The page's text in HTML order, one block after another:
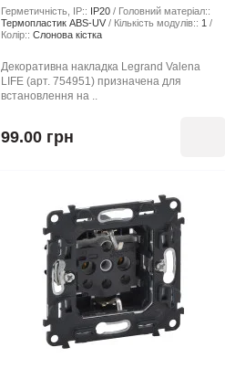
Герметичність, IP:: IP20
Головний матеріал::
Термопластик ABS-UV
Кількість модулів:: 1
Колір:: Слонова кістка
Декоративна накладка Legrand Valena
LIFE (арт. 754951) призначена для
встановлення на ..
99.00 грн